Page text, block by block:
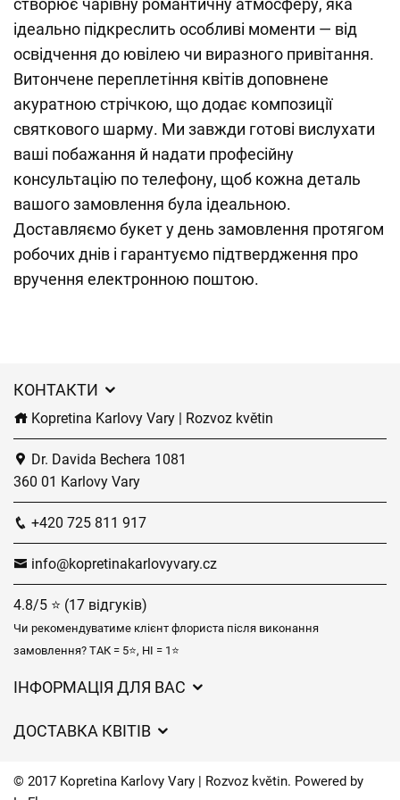
створює чарівну романтичну атмосферу, яка
ідеально підкреслить особливі моменти — від
освідчення до ювілею чи виразного привітання.
Витончене переплетіння квітів доповнене
акуратною стрічкою, що додає композиції
святкового шарму. Ми завжди готові вислухати
ваші побажання й надати професійну
консультацію по телефону, щоб кожна деталь
вашого замовлення була ідеальною.
Доставляємо букет у день замовлення протягом
робочих днів і гарантуємо підтвердження про
вручення електронною поштою.
КОНТАКТИ
Kopretina Karlovy Vary | Rozvoz květin
Dr. Davida Bechera 1081
360 01 Karlovy Vary
+420 725 811 917
info@kopretinakarlovyvary.cz
4.8/5 ⭐ (17 відгуків)
Чи рекомендуватиме клієнт флориста після виконання
замовлення? ТАК = 5⭐, НІ = 1⭐
ІНФОРМАЦІЯ ДЛЯ ВАС
Захист персональних даних
Час доставки квітів – огляд можливостей
ДОСТАВКА КВІТІВ
Куди ми доставляємо квіти
© 2017 Kopretina Karlovy Vary | Rozvoz květin. Powered by